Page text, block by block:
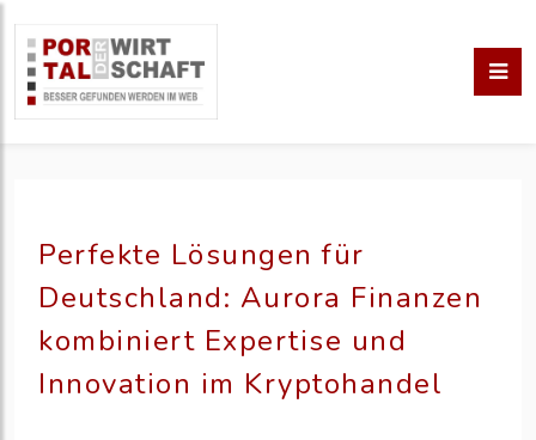
Perfekte Lösungen für
Deutschland: Aurora Finanzen
kombiniert Expertise und
Innovation im Kryptohandel